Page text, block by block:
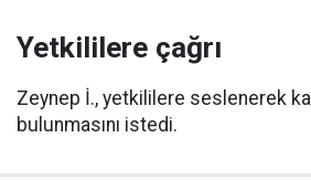
Yetkililere çağrı
Zeynep İ., yetkililere seslenerek
bulunmasını istedi.